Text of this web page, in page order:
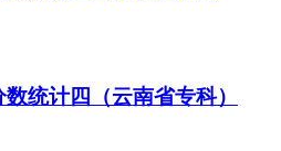
统计四（云南省专科）